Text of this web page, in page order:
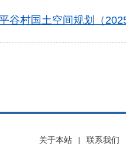
谷村国土空间规划（
关于本站 | 联系我们